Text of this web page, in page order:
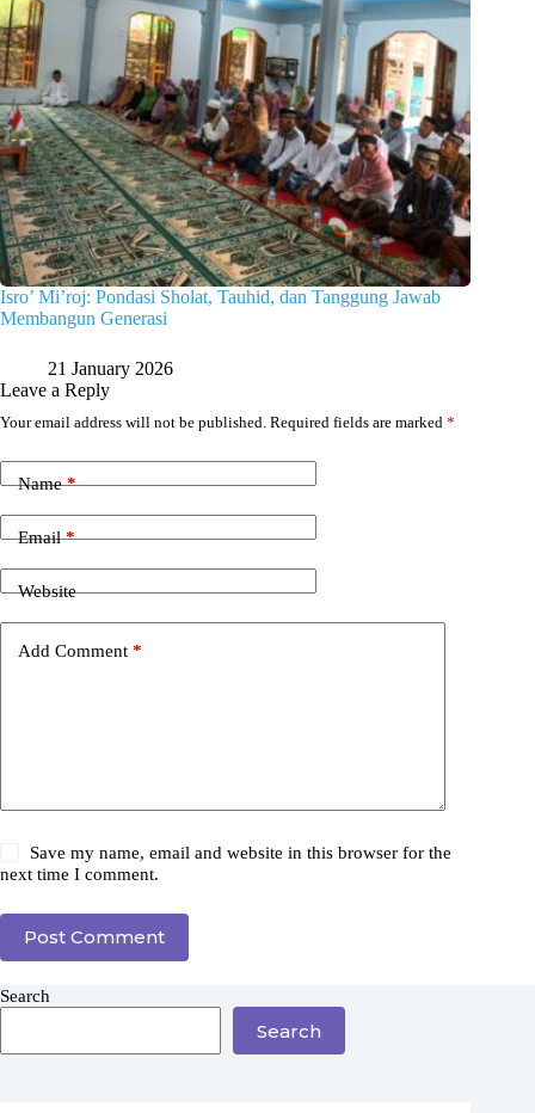
Isro’ Mi’roj: Pondasi Sholat, Tauhid, dan Tanggung Jawab
Membangun Generasi
21 January 2026
Leave a Reply
Your email address will not be published. Required fields are marked *
Name*
Email*
Website
Add Comment *
Save my name, email and website in this browser for the
next time I comment.
Post Comment
Search
Search